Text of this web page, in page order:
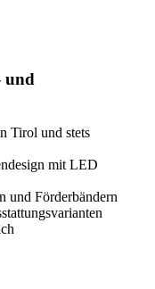
und
Tirol und stets
mit LED
und Förderbändern